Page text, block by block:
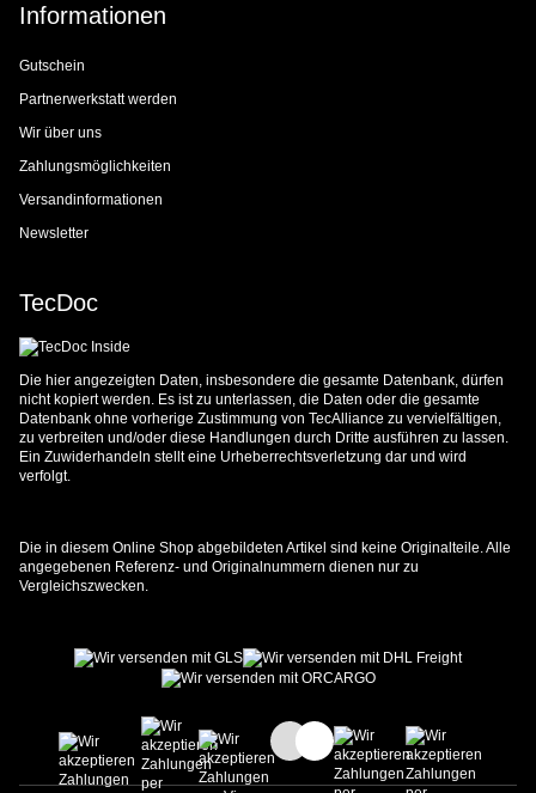
Informationen
Gutschein
Partnerwerkstatt werden
Wir über uns
Zahlungsmöglichkeiten
Versandinformationen
Newsletter
TecDoc
Die hier angezeigten Daten, insbesondere die gesamte Datenbank, dürfen
nicht kopiert werden. Es ist zu unterlassen, die Daten oder die gesamte
Datenbank ohne vorherige Zustimmung von TecAlliance zu vervielfältigen,
zu verbreiten und/oder diese Handlungen durch Dritte ausführen zu lassen.
Ein Zuwiderhandeln stellt eine Urheberrechtsverletzung dar und wird
verfolgt.
Die in diesem Online Shop abgebildeten Artikel sind keine Originalteile. Alle
angegebenen Referenz- und Originalnummern dienen nur zu
Vergleichszwecken.